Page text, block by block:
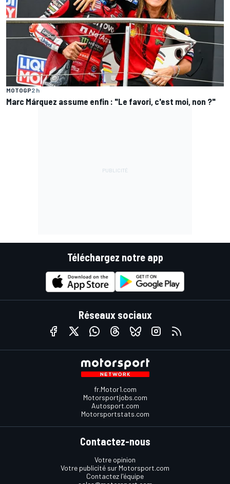
MOTOGP2 h
Marc Márquez assume enfin : "Le favori, c'est moi, non ?"
Téléchargez notre app
Réseaux sociaux
fr.Motor1.com
Motorsportjobs.com
Autosport.com
Motorsportstats.com
Contactez-nous
Votre opinion
Votre publicité sur Motorsport.com
Contactez l'équipe